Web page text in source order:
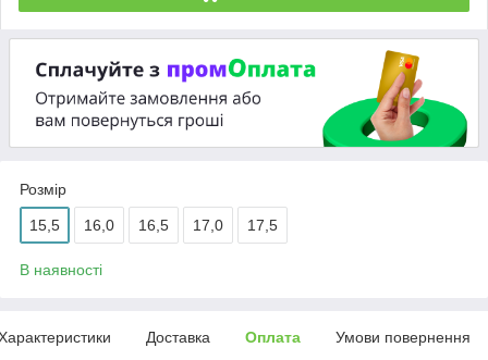
Розмір
15,5 16,0 16,5 17,0 17,5
В наявності
Доставка Оплата Умови повернення